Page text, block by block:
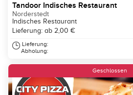
Tandoor Indisches Restaurant
Norderstedt
Indisches Restaurant
Lieferung: ab 2,00 €
Lieferung:
Abholung:
Geschlossen